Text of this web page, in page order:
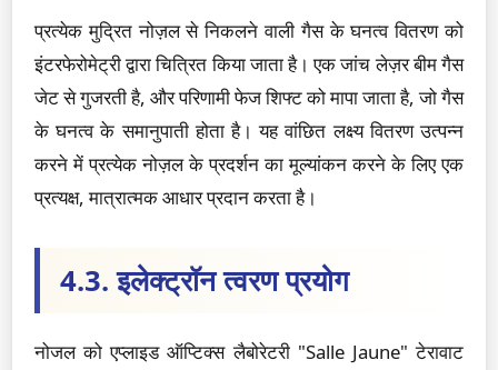
प्रत्येक मुद्रित नोज़ल से निकलने वाली गैस के घनत्व वितरण को
इंटरफेरोमेट्री द्वारा चित्रित किया जाता है। एक जांच लेज़र बीम गैस
जेट से गुजरती है, और परिणामी फेज शिफ्ट को मापा जाता है, जो गैस
के घनत्व के समानुपाती होता है। यह वांछित लक्ष्य वितरण उत्पन्न
करने में प्रत्येक नोज़ल के प्रदर्शन का मूल्यांकन करने के लिए एक
प्रत्यक्ष, मात्रात्मक आधार प्रदान करता है।
4.3. इलेक्ट्रॉन त्वरण प्रयोग
नोजल को एप्लाइड ऑप्टिक्स लैबोरेटरी "Salle Jaune" टेरावाट